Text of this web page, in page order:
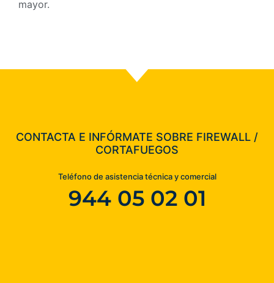
mayor.
CONTACTA E INFÓRMATE SOBRE FIREWALL /
CORTAFUEGOS
Teléfono de asistencia técnica y comercial
944 05 02 01